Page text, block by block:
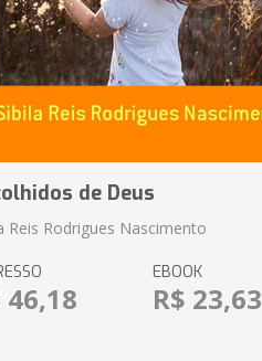
de Deus
Reis Rodrigues Nascimento
46,18
EBOOK
R$ 23,63